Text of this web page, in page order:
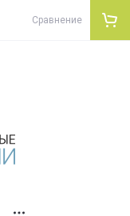
Сравнение